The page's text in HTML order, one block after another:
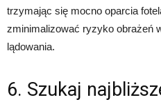
trzymając się mocno oparcia
zminimalizować ryzyko obrażeń
lądowania.
6. Szukaj